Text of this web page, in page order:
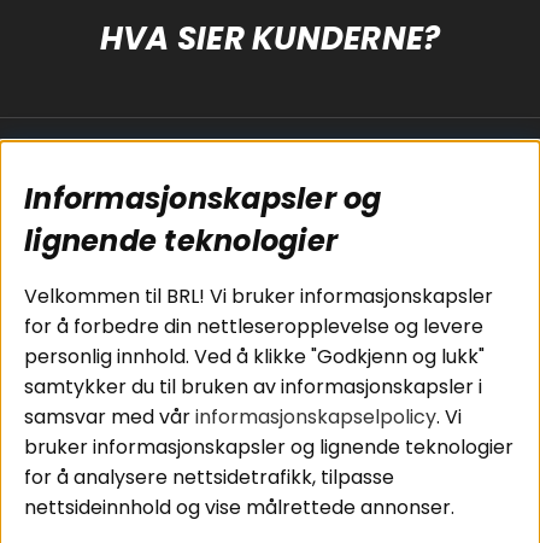
HVA SIER KUNDERNE?
Koblingsguide for
subwoofers
Tilkobling av
bilforsterker
Koblingsguide for
midbasser
Butikker
Våre ambassadører
- Team BRL
Cookies
Kjøpsvilkår
Personvernpolicy
Service / Garanti /
Retur
Informasjonskapsler og
lignende teknologier
Velkommen til BRL! Vi bruker informasjonskapsler
for å forbedre din nettleseropplevelse og levere
personlig innhold. Ved å klikke "Godkjenn og lukk"
samtykker du til bruken av informasjonskapsler i
samsvar med vårinformasjonskapselpolicy. Vi
bruker informasjonskapsler og lignende teknologier
for å analysere nettsidetrafikk, tilpasse
nettsideinnhold og vise målrettede annonser.